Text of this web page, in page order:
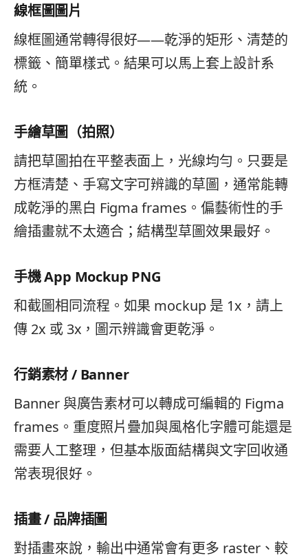
線框圖圖片
線框圖通常轉得很好——乾淨的矩形、清楚的
標籤、簡單樣式。結果可以馬上套上設計系
統。
手繪草圖（拍照）
請把草圖拍在平整表面上，光線均勻。只要是
方框清楚、手寫文字可辨識的草圖，通常能轉
成乾淨的黑白 Figma frames。偏藝術性的手
繪插畫就不太適合；結構型草圖效果最好。
手機 App Mockup PNG
和截圖相同流程。如果 mockup 是 1x，請上
傳 2x 或 3x，圖示辨識會更乾淨。
行銷素材 / Banner
Banner 與廣告素材可以轉成可編輯的 Figma
frames。重度照片疊加與風格化字體可能還是
需要人工整理，但基本版面結構與文字回收通
常表現很好。
插畫 / 品牌插圖
對插畫來說，輸出中通常會有更多 raster、較